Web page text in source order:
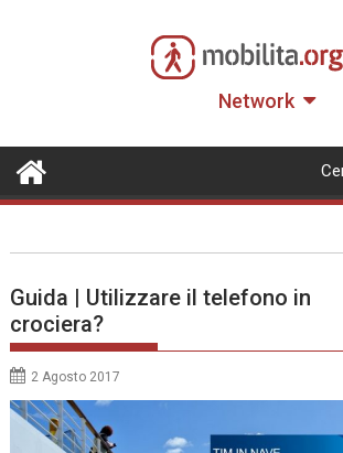
Network
Guida | Utilizzare il telefono in
crociera?
2 Agosto 2017